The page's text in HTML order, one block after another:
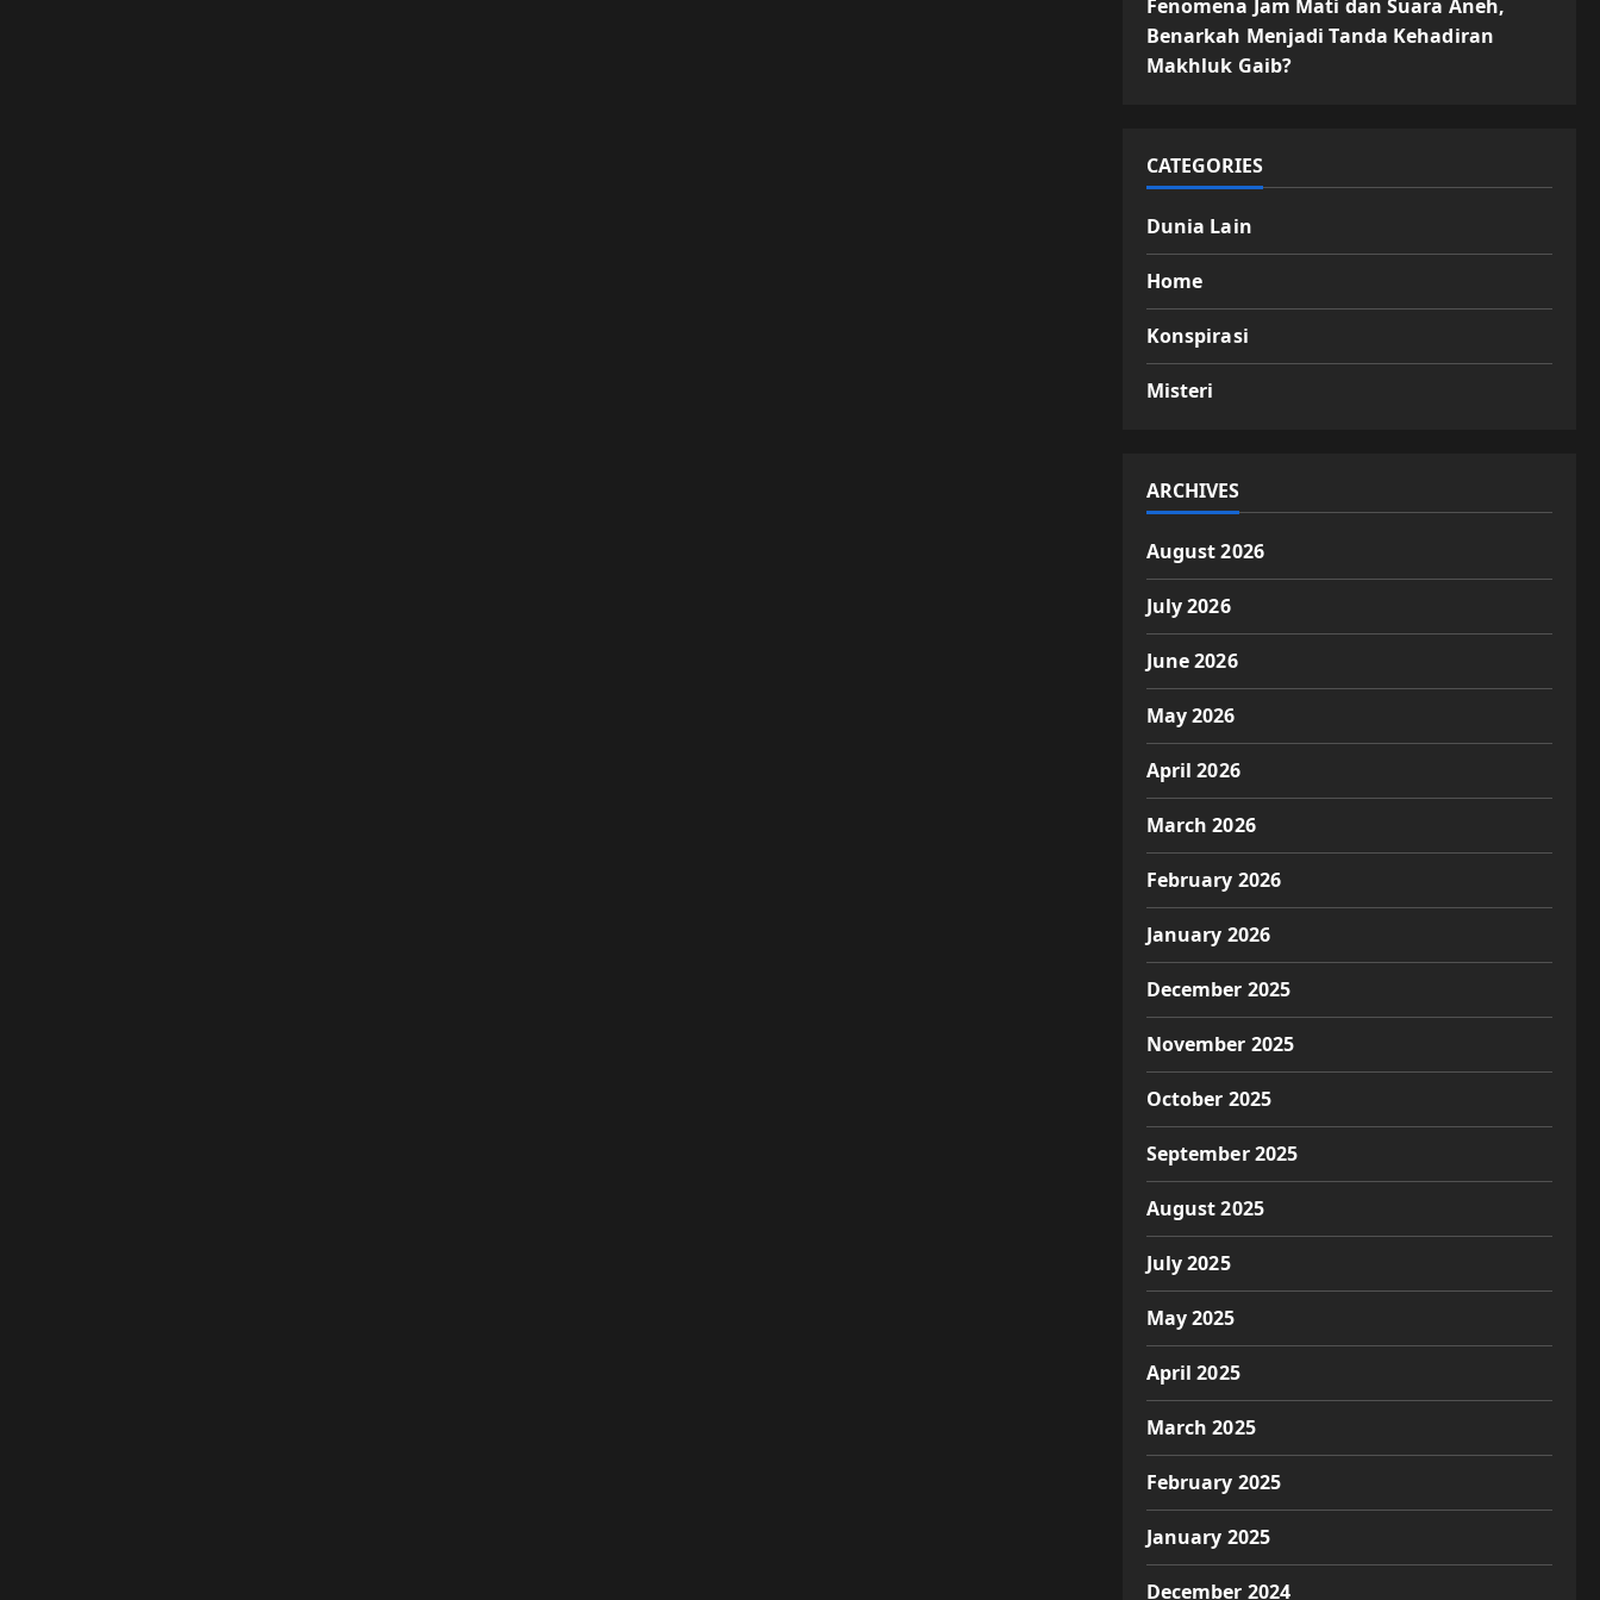
Fenomena Jam Mati dan Suara Aneh,
Benarkah Menjadi Tanda Kehadiran
Makhluk Gaib?
CATEGORIES
Dunia Lain
Home
Konspirasi
Misteri
ARCHIVES
August 2026
July 2026
June 2026
May 2026
April 2026
March 2026
February 2026
January 2026
December 2025
November 2025
October 2025
September 2025
August 2025
July 2025
May 2025
April 2025
March 2025
February 2025
January 2025
December 2024